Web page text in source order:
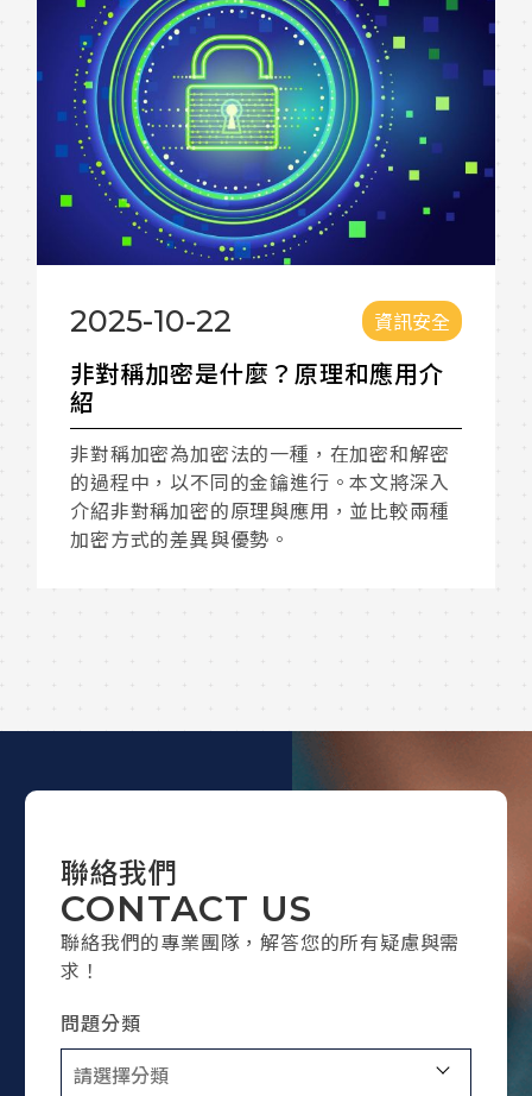
2025-10-22 資訊安全
非對稱加密是什麼？原理和應用介
非對稱加密為加密法的一種，在加密和解密
的過程中，以不同的金鑰進行。本文將深入
介紹非對稱加密的原理與應用，並比較兩種
加密方式的差異與優勢。
聯絡我們
CONTACT US
聯絡我們的專業團隊，解答您的所有疑慮與需
求！
問題分類